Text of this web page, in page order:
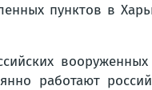
пунктов в
работают